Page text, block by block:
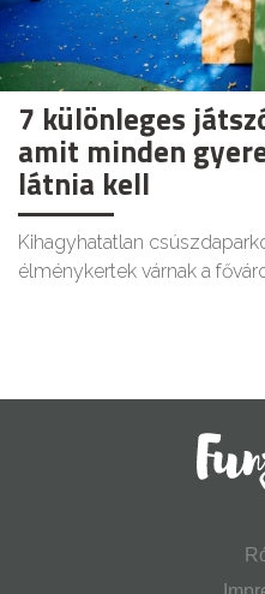
7 különleges
amit minden
látnia kell
Kihagyhatatlan
élménykertek várnak a